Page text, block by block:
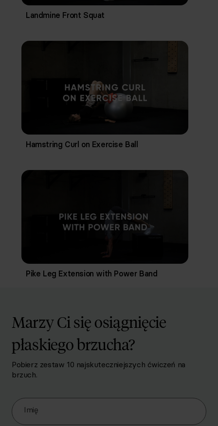
Landmine Front Squat
Hamstring Curl on Exercise Ball
Pike Leg Extension with Power Band
Marzy Ci się osiągnięcie
płaskiego brzucha?
Pobierz zestaw 10 najskuteczniejszych ćwiczeń na
brzuch.
Zapisz się do Newslettera
Imię